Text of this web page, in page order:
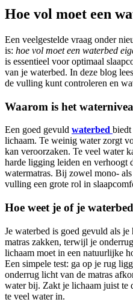
Hoe vol moet een
Een veelgestelde vraag onder
is: hoe vol moet een waterbed
is essentieel voor optimaal
van je waterbed. In deze blog
de vulling kunt controleren en
Waarom is het
Een goed gevuld waterbed biedt
lichaam. Te weinig water zorgt
kan veroorzaken. Te veel water
harde ligging leiden en verhoogt
watermatras. Bij zowel mono-
vulling een grote rol in
Hoe weet je of je
Je waterbed is goed gevuld als
matras zakken, terwijl je
lichaam moet in een natuurlijke
Een simpele test: ga op je rug
onderrug licht van de matras
water bij. Zakt je lichaam juist
te veel water in.